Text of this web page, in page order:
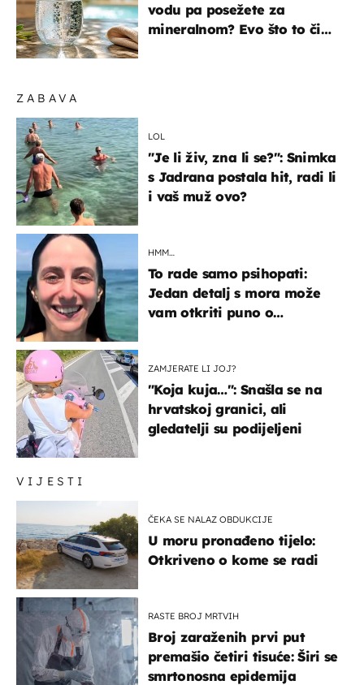
VIJESTI
ČEKA SE NALAZ OBDUKCIJE
U moru pronađeno tijelo:
Otkriveno o kome se radi
RASTE BROJ MRTVIH
Broj zaraženih prvi put
premašio četiri tisuće: Širi se
smrtonosna epidemija
ZABAVA
LOL
"Je li živ, zna li se?": Snimka
s Jadrana postala hit, radi li
i vaš muž ovo?
HMM…
To rade samo psihopati:
Jedan detalj s mora može
vam otkriti puno o
ZAMJERATE LI JOJ?
"Koja kuja…": Snašla se na
hrvatskoj granici, ali
gledatelji su podijeljeni
vodu pa posežete za
mineralnom? Evo što to čini